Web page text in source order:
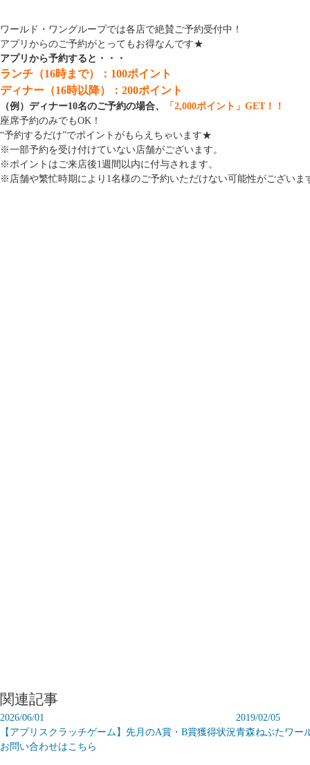
ワールド・ワングループでは各店で絶賛ご予約受付中！
アプリからのご予約がとってもお得なんです★
アプリから予約すると・・・
ランチ（16時まで）：100ポイント
ディナー（16時以降）：200ポイント
（例）ディナー10名のご予約の場合、
「2,000ポイント」GET！！
座席予約のみでもOK！
“予約するだけ”でポイントがもらえちゃいます★
※一部予約を受け付けていない店舗がございます。
※ポイントはご来店後1週間以内に付与されます。
※店舗や繁忙時期により1名様のご予約いただけない可能性がございま
関連記事
2026/06/01
【アプリスクラッチゲーム】先月のA賞・B賞獲得状況
2019/02/05
青森ねぶたワー
お問い合わせはこちら